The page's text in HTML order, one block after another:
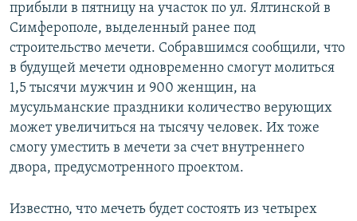
прибыли в пятницу на участок по ул. Ялтинской в
Симферополе, выделенный ранее под
строительство мечети. Собравшимся сообщили, что
в будущей мечети одновременно смогут молиться
1,5 тысячи мужчин и 900 женщин, на
мусульманские праздники количество верующих
может увеличиться на тысячу человек. Их тоже
смогу уместить в мечети за счет внутреннего
двора, предусмотренного проектом.
Известно, что мечеть будет состоять из четырех